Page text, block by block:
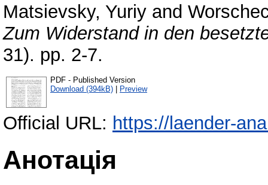
Matsievsky, Yuriy and
Zum Widerstand in den
31). pp. 2-7.
PDF - Published Version
Download (394kB) | Preview
Official URL: https://laender-
Анотація